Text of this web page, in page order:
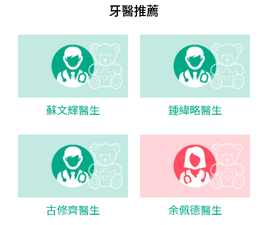
牙醫推薦
蘇文輝醫生 鍾緯略醫生
古修齊醫生 余佩德醫生